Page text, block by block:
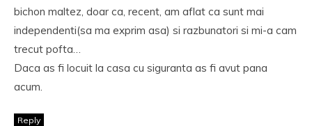
bichon maltez, doar ca, recent, am aflat ca sunt mai
independenti(sa ma exprim asa) si razbunatori si mi-a cam
trecut pofta…
Daca as fi locuit la casa cu siguranta as fi avut pana
acum.
Reply